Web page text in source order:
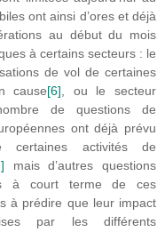
ont ainsi d’ores et déjà
au début du mois
à certains secteurs : le
de vol de certaines
cause[6], ou le secteur
de questions de
ont déjà prévu
certaines activités de
mais d’autres questions
à court terme de ces
à prédire que leur impact
par les différents